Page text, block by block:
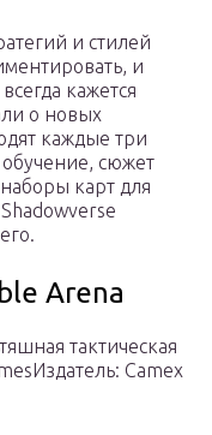
и стилей
и
кажется
о новых
каждые три
обучение, сюжет
карт для
Arena
тактическая
Camex